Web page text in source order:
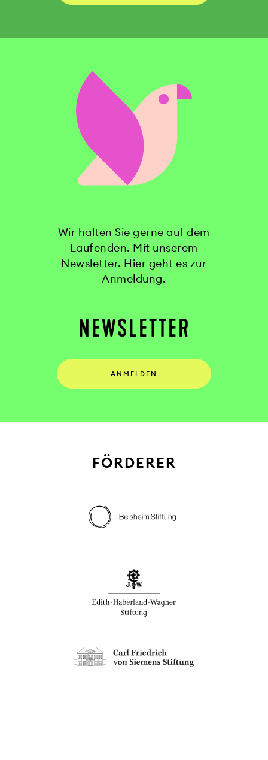
Wir halten Sie gerne auf dem
Laufenden. Mit unserem
Newsletter. Hier geht es zur
Anmeldung.
NEWSLETTER
ANMELDEN
FÖRDERER